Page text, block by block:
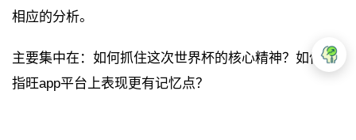
相应的分析。
主要集中在：如何抓住这次世界杯的核心精神？如何在
指旺app平台上表现更有记忆点？